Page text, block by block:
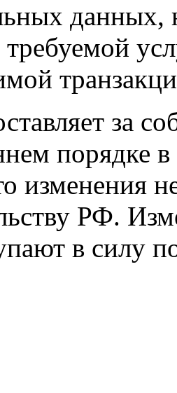
данных,
требуемой
за
порядке
изменения
РФ.
в силу